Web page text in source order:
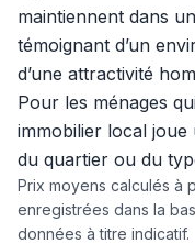
maintiennent dans
témoignant d’un
d’une attractivité
Pour les ménages
immobilier local
du quartier ou du
Prix moyens calculés à
enregistrées dans la
données à titre indicatif.